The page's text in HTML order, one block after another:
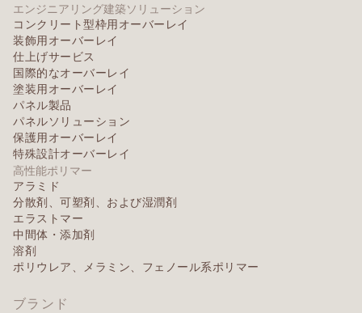
エンジニアリング建築ソリューション
コンクリート型枠用オーバーレイ
装飾用オーバーレイ
仕上げサービス
国際的なオーバーレイ
塗装用オーバーレイ
パネル製品
パネルソリューション
保護用オーバーレイ
特殊設計オーバーレイ
高性能ポリマー
アラミド
分散剤、可塑剤、および湿潤剤
エラストマー
中間体・添加剤
溶剤
ポリウレア、メラミン、フェノール系ポリマー
ブランド